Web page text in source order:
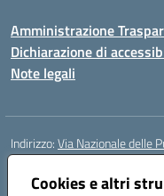
Cookies e altri
Amministrazione
Dichiarazione di
Note legali
Indirizzo:Via Nazionale delle
Centralino:
Email: